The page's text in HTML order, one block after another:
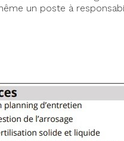
un poste à